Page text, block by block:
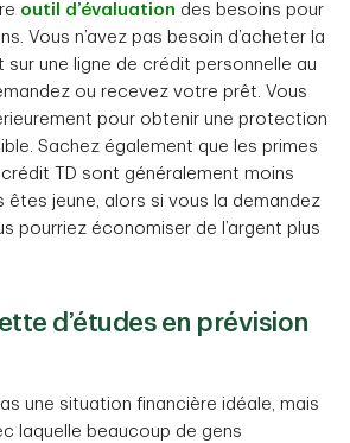
outil d’évaluation des besoins pour
Vous n’avez pas besoin d’acheter la
une ligne de crédit personnelle au
ou recevez votre prêt. Vous
pour obtenir une protection
Sachez également que les primes
TD sont généralement moins
êtes jeune, alors si vous la demandez
pourriez économiser de l’argent plus
d’études en prévision
une situation financière idéale, mais
laquelle beaucoup de gens